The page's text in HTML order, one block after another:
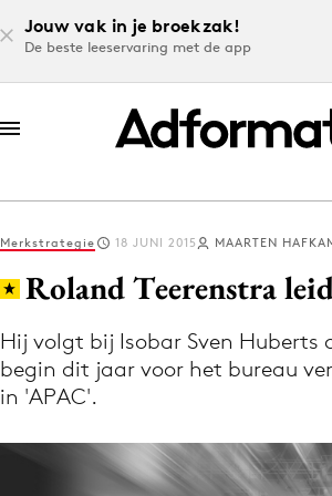
Jouw vak in je broekzak!
De beste leeservaring met de app
Log in
Download de app
Volg het laatste nieuws via
Merkstrategie 18 JUNI 2015 MAARTEN
Roland Teerenstra
Hij volgt bij Isobar Sven Huberts
begin dit jaar voor het bureau
in 'APAC'.